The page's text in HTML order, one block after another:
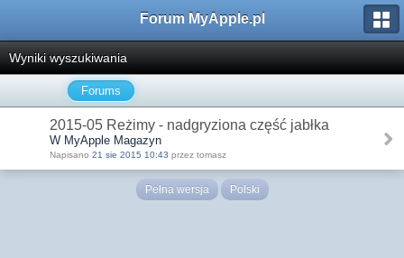
Forum MyApple.pl
Wyniki wyszukiwania
Forums
2015-05 Reżimy - nadgryziona część jabłka
W MyApple Magazyn
Napisano 21 sie 2015 10:43 przez tomasz
Pełna wersja Polski